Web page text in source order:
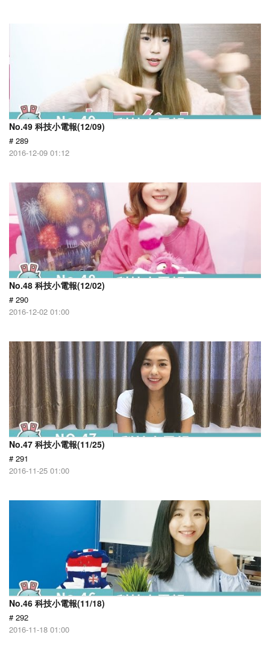
No.49 科技小電報(12/09)
# 289
2016-12-09 01:12
No.48 科技小電報(12/02)
# 290
2016-12-02 01:00
No.47 科技小電報(11/25)
# 291
2016-11-25 01:00
No.46 科技小電報(11/18)
# 292
2016-11-18 01:00